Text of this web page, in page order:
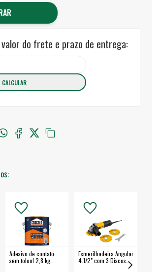
valor do frete e prazo de entrega:
Adesivo de contato
sem toluol 2,8 kg
Esmerilhadeira Angular
4.1/2" com 3 Discos